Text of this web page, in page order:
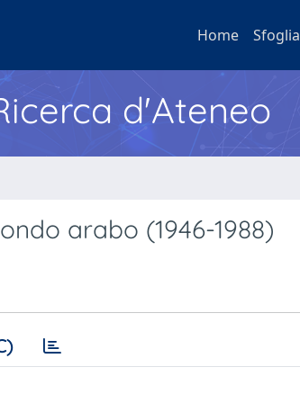
Home Sfoglia
d'Ateneo
arabo (1946-1988)